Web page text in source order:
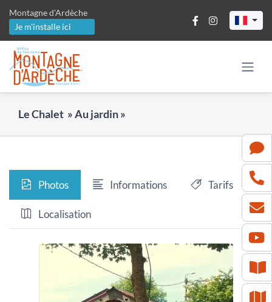
contenu
Montagne d'Ardèche
Je m'installe ici
Le Chalet » Au jardin »
Photos Informations Tarifs
Localisation